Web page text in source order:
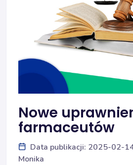
Nowe
farmaceutów
Data publikacji: 2025-02-
Monika